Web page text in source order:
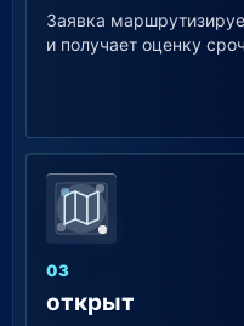
Заявка
и получает оценку
03
открыт